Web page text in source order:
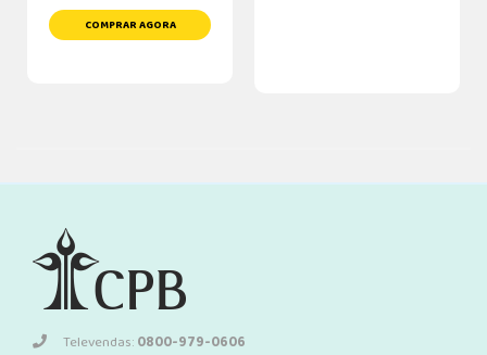
COMPRAR AGORA
Televendas:0800-979-0606